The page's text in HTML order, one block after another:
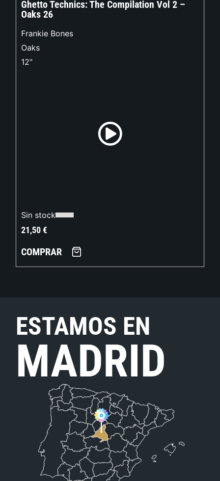
Ghetto Technics: The Compilation Vol 2 –
Oaks 26
Frankie Bones
Oaks
12"
Sin stock
21,50€
COMPRAR
ESTAMOS EN
MADRID